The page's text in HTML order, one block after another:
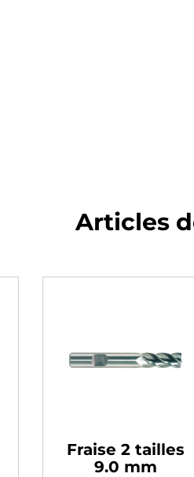
Articles
Fraise 2 tailles
9.0 mm